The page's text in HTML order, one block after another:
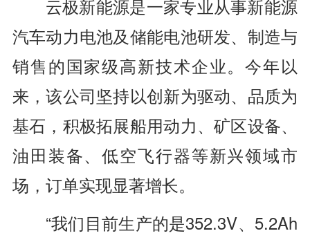
云极新能源是一家专业从事新能源
汽车动力电池及储能电池研发、制造与
销售的国家级高新技术企业。今年以
来，该公司坚持以创新为驱动、品质为
基石，积极拓展船用动力、矿区设备、
油田装备、低空飞行器等新兴领域市
场，订单实现显著增长。
“我们目前生产的是352.3V、5.2Ah